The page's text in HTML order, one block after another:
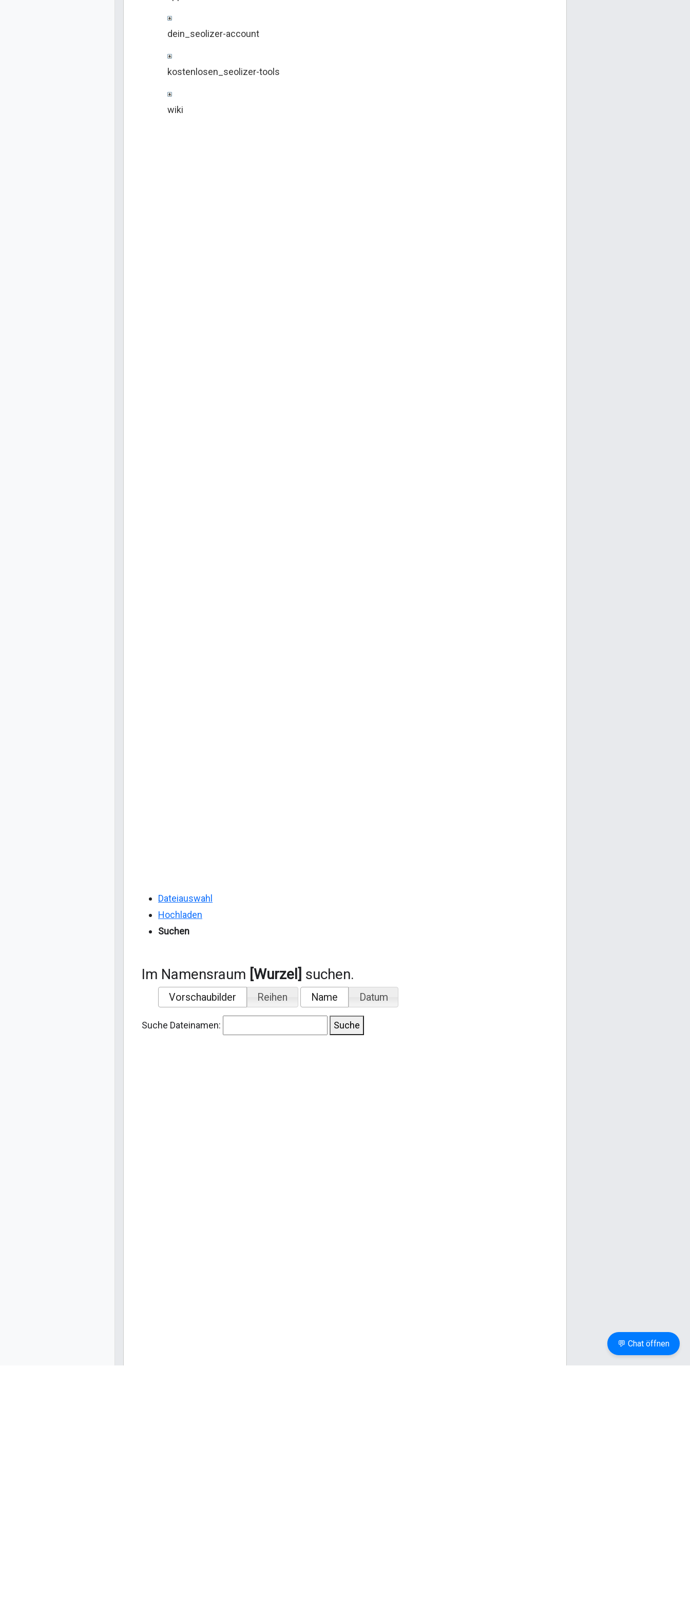
dein_seolizer-account
kostenlosen_seolizer-tools
wiki
Dateiauswahl
Hochladen
Suchen
Im Namensraum [Wurzel] suchen.
Vorschaubilder Reihen Name Datum
Suche Dateinamen: Suche
💬 Chat öffnen